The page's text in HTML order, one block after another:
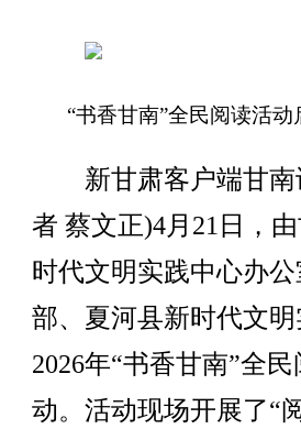
“书香甘南”全民阅读活动
新甘肃客户端甘南
者 蔡文正)4月21日，
时代文明实践中心办
部、夏河县新时代文
2026年“书香甘南”全
动。活动现场开展了“